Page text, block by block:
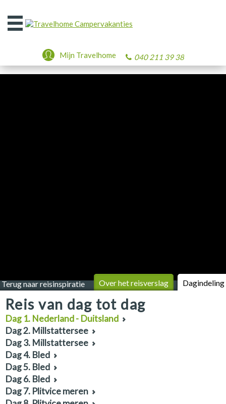
Open
het
040 211 39 38
Mijn Travelhome
Terug naar reisinspiratie Over het reisverslag Dagindeling
Reis van dag tot dag
Dag 1. Nederland - Duitsland
Dag 2. Millstattersee
Dag 3. Millstattersee
Dag 4. Bled
Dag 5. Bled
Dag 6. Bled
Dag 7. Plitvice meren